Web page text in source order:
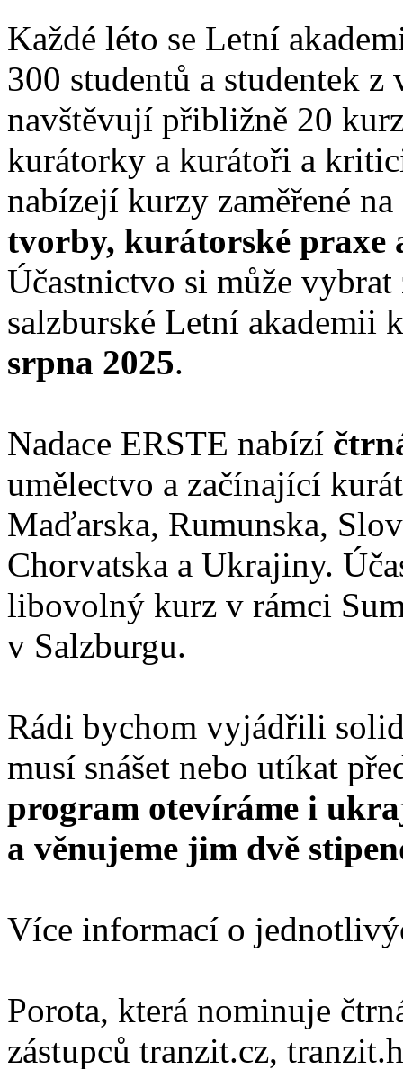
Každé léto se Letní
300 studentů a studentek
navštěvují přibližně 20
kurátorky a kurátoři a
nabízejí kurzy zaměřené
tvorby, kurátorské praxe
Účastnictvo si může
salzburské Letní akademii
srpna 2025.
Nadace ERSTE nabízí
umělectvo a začínající
Maďarska, Rumunska,
Chorvatska a Ukrajiny.
libovolný kurz v rámci
v Salzburgu.
Rádi bychom vyjádřili
musí snášet nebo utíkat
program otevíráme i
a věnujeme jim dvě
Více informací o
Porota, která nominuje
zástupců tranzit.cz,